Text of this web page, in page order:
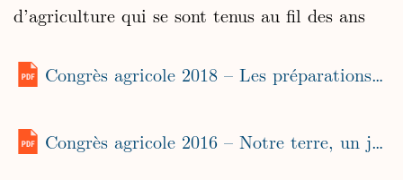
d’agriculture qui se sont tenus au fil des ans
Congrès agricole 2018 – Les préparations, le cœur de l’agriculture biodynamique
Congrès agricole 2016 – Notre terre, un jardin global